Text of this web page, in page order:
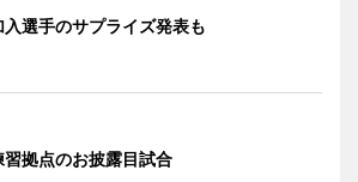
入選手のサプライズ発表も
習拠点のお披露目試合